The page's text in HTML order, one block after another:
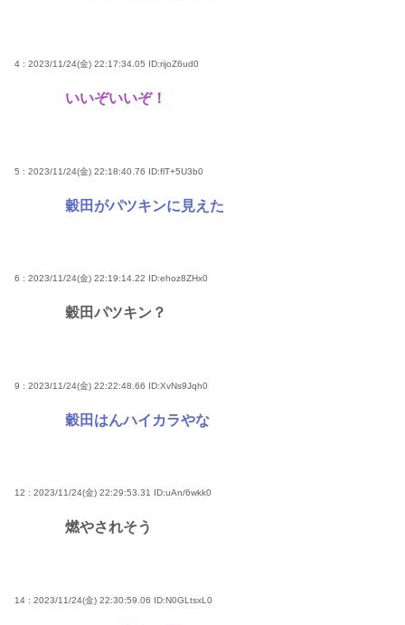
4 : 2023/11/24(金) 22:17:34.05 ID:rijoZ6ud0
いいぞいいぞ！
5 : 2023/11/24(金) 22:18:40.76 ID:flT+5U3b0
穀田がパツキンに見えた
6 : 2023/11/24(金) 22:19:14.22 ID:ehoz8ZHx0
穀田パツキン？
9 : 2023/11/24(金) 22:22:48.66 ID:XvNs9Jqh0
穀田はんハイカラやな
12 : 2023/11/24(金) 22:29:53.31 ID:uAn/6wkk0
燃やされそう
14 : 2023/11/24(金) 22:30:59.06 ID:N0GLtsxL0